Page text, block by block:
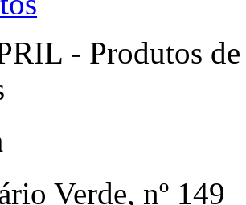
- Produtos
Verde, nº 149